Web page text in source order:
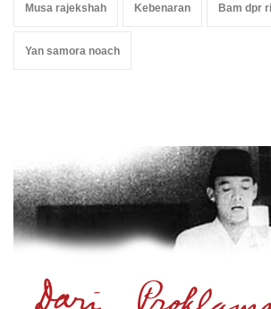
Musa rajekshah Kebenaran Bam dpr ri
Yan samora noach